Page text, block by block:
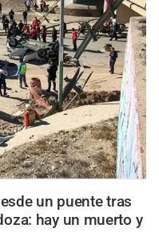
un puente tras
hay un muerto y